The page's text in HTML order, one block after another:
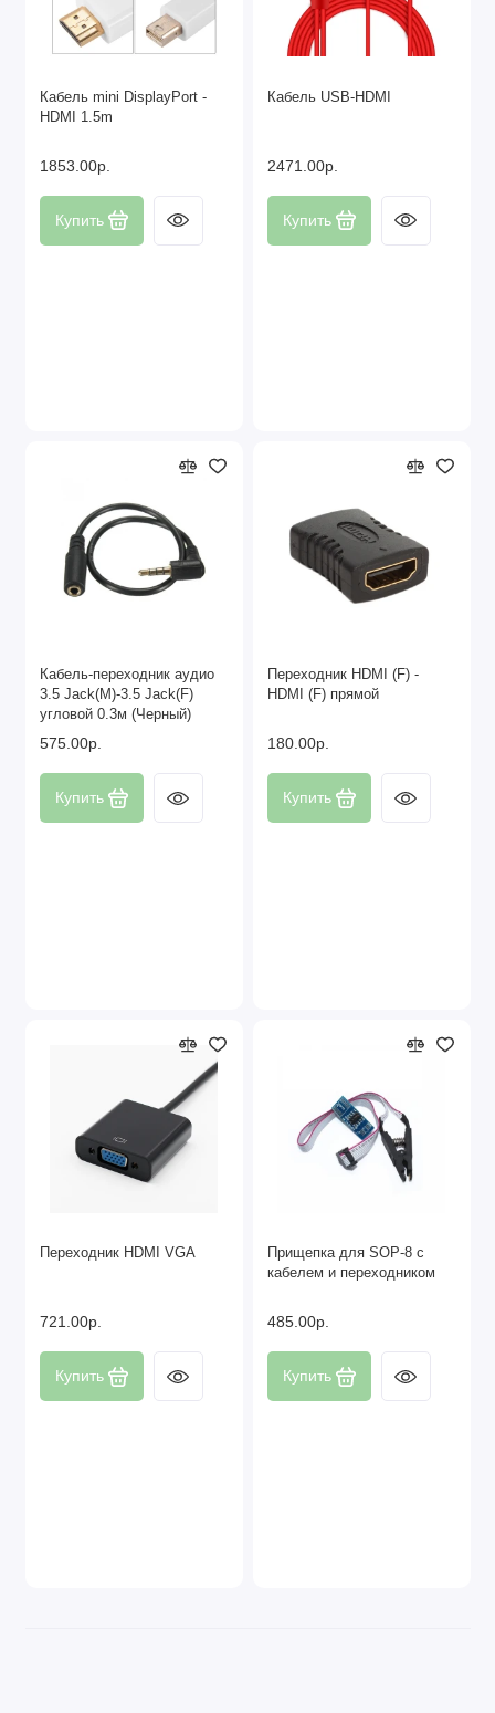
Кабель mini DisplayPort -
HDMI 1.5m
1853.00р.
Купить
Кабель USB-HDMI
2471.00р.
Купить
Кабель-переходник аудио
3.5 Jack(M)-3.5 Jack(F)
угловой 0.3м (Черный)
575.00р.
Купить
Переходник HDMI (F) -
HDMI (F) прямой
180.00р.
Купить
Переходник HDMI VGA
721.00р.
Купить
Прищепка для SOP-8 с
кабелем и переходником
485.00р.
Купить